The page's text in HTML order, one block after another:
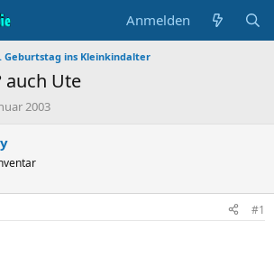
Anmelden
Geburtstag ins Kleinkindalter
auch Ute
2003
#1